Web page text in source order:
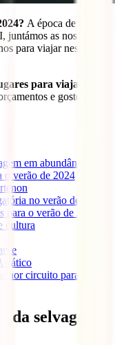
A época de verão
juntámos as nossas
para viajar neste
para viajar no
e gostos que
em abundância
o verão de 2024
no verão de 2024
o verão de 2024
cultura
circuito para viajar
selvagem